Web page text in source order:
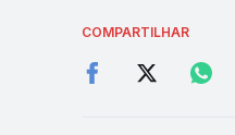
COMPARTILHAR